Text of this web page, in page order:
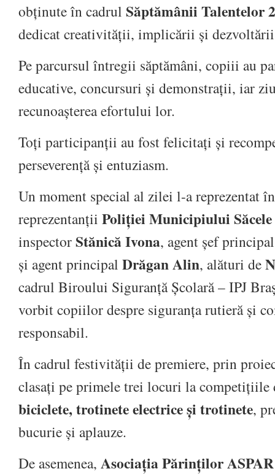
obținute în cadrul Săptămânii Talentelor
dedicat creativității, implicării și dezvoltării
Pe parcursul întregii săptămâni, copiii au
educative, concursuri și demonstrații, iar
recunoașterea efortului lor.
Toți participanții au fost felicitați și
perseverență și entuziasm.
Un moment special al zilei l-a reprezentat
reprezentanții Poliției Municipiului
inspectorStănică Ivona, agent șef
și agent principal Drăgan Alin, alături de
cadrul Biroului Siguranță Școlară – IPJ
vorbit copiilor despre siguranța rutieră și
responsabil.
În cadrul festivității de premiere, prin
clasați pe primele trei locuri la competițiile
biciclete, trotinete electrice și trotinete,
bucurie și aplauze.
De asemenea, Asociația Părinților